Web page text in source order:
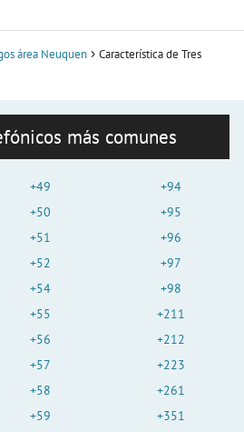
área Neuquen
Característica de Tres
más comunes
+49
+50
+51
+52
+54
+55
+56
+57
+58
+59
+94
+95
+96
+97
+98
+211
+212
+223
+261
+351